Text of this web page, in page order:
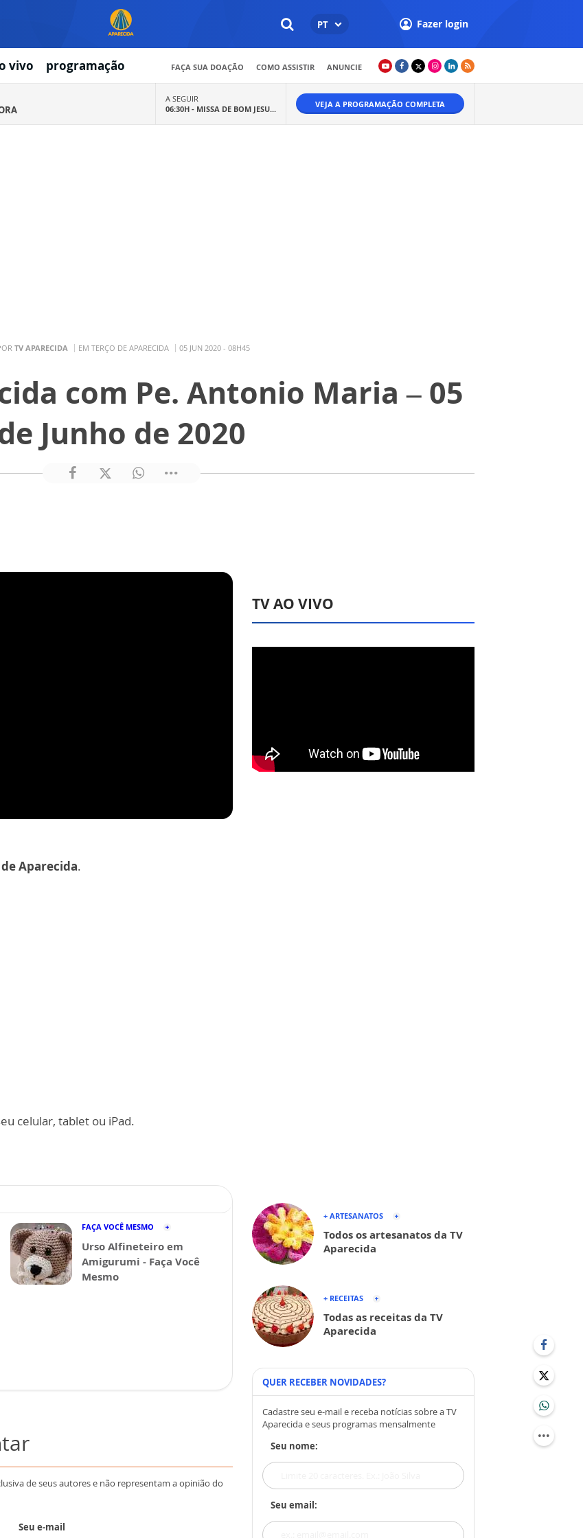
PT Fazer login
vivo programação FAÇA SUA DOAÇÃO COMO ASSISTIR ANUNCIE
A SEGUIR
06:30H - MISSA DE BOM JESU... VEJA A PROGRAMAÇÃO COMPLETA
TV APARECIDA EM TERÇO DE APARECIDA 05 JUN 2020 - 08H45
com Pe. Antonio Maria – 05
Junho de 2020
Aparecida.
celular, tablet ou iPad.
FAÇA VOCÊ MESMO
Urso Alfineteiro em
Amigurumi - Faça Você
Mesmo
de seus autores e não representam a opinião do
Seu e-mail
TV AO VIVO
+ ARTESANATOS
Todos os artesanatos da TV
Aparecida
+ RECEITAS
Todas as receitas da TV
Aparecida
QUER RECEBER NOVIDADES?
Cadastre seu e-mail e receba notícias sobre a TV
Aparecida e seus programas mensalmente
Seu nome:
Seu email: